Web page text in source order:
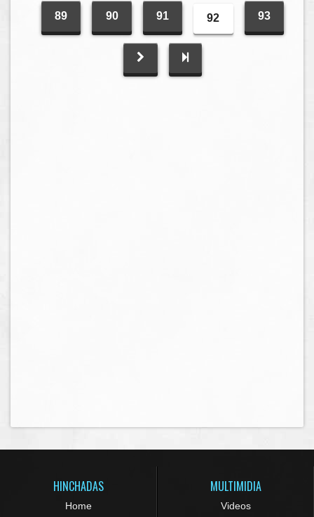
89 90 91 92 93
HINCHADAS
Home
MULTIMIDIA
Videos